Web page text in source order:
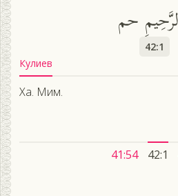
حم
42:1
Кулиев
Ха. Мим.
41:54 42:1